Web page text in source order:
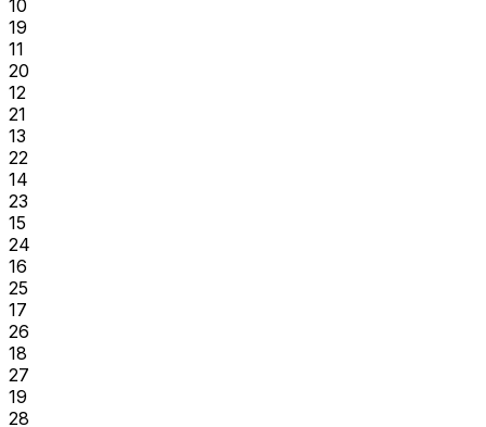
10
19
11
20
12
21
13
22
14
23
15
24
16
25
17
26
18
27
19
28